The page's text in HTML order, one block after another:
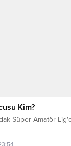
Kim?
Süper Amatör